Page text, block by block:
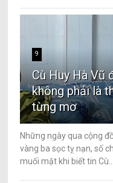
9
Cù Huy Hà Vũ
không phải là
từng mơ
Những ngày qua cộng
vàng ba sọc tỵ nạn, số
muối mặt khi biết tin Cù...